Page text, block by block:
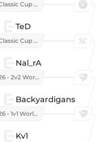
Blizzard Classic Cup 2026
TeD
Blizzard Classic Cup 2026
Nal_rA
RLCS 2026 - 2v2 World Championship
Backyardigans
RLCS 2026 - 1v1 World Championship
Kv1